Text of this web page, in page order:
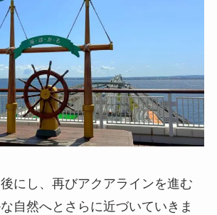
後にし、再びアクアラインを進む
自然へとさらに近づいていきま